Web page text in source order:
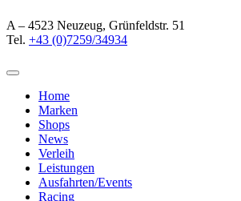
A – 4523 Neuzeug, Grünfeldstr. 51
Tel. +43 (0)7259/34934
Home
Marken
Shops
News
Verleih
Leistungen
Ausfahrten/Events
Racing